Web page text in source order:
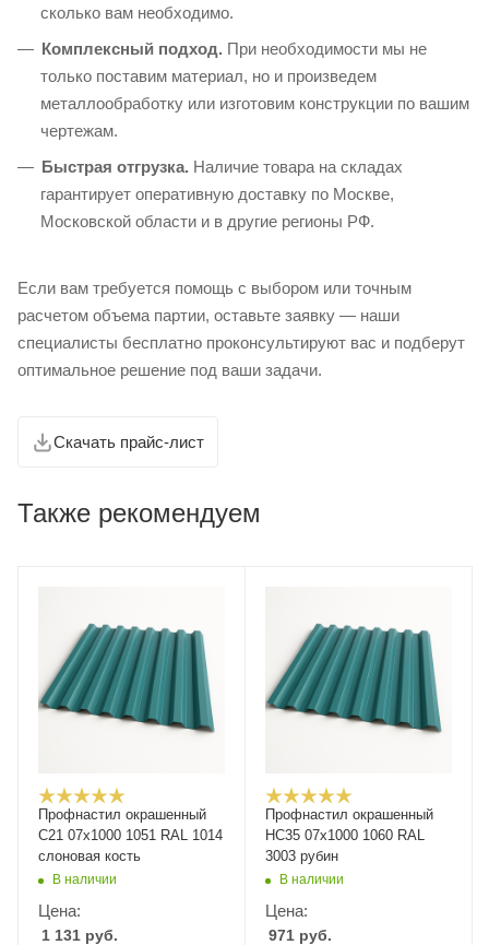
сколько вам необходимо.
Комплексный подход. При необходимости мы не
только поставим материал, но и произведем
металлообработку или изготовим конструкции по вашим
чертежам.
Быстрая отгрузка. Наличие товара на складах
гарантирует оперативную доставку по Москве,
Московской области и в другие регионы РФ.
Если вам требуется помощь с выбором или точным
расчетом объема партии, оставьте заявку — наши
специалисты бесплатно проконсультируют вас и подберут
оптимальное решение под ваши задачи.
Скачать прайс-лист
Также рекомендуем
Профнастил окрашенный
С21 07х1000 1051 RAL 1014
слоновая кость
В наличии
Цена:
1 131 руб.
Профнастил окрашенный
НС35 07х1000 1060 RAL
3003 рубин
В наличии
Цена:
971 руб.